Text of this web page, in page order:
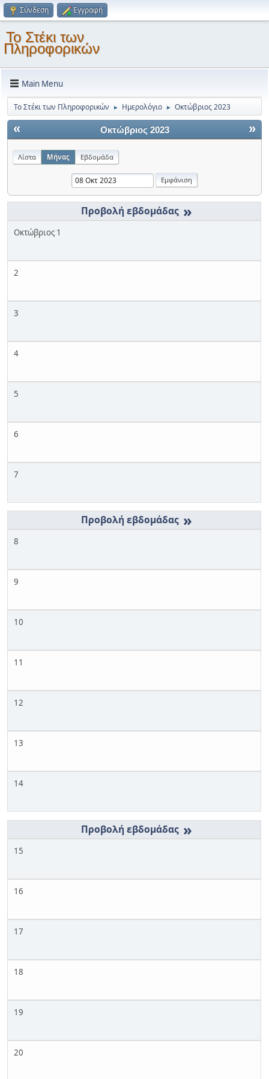
Σύνδεση Εγγραφή
Το Στέκι των
Πληροφορικών
Main Menu
Το Στέκι των Πληροφορικών ► Ημερολόγιο ► Οκτώβριος 2023
« »
Οκτώβριος 2023
Λίστα Μήνας Εβδομάδα
»
Οκτώβριος 1
2
3
4
5
6
7
»
8
9
10
11
12
13
14
»
15
16
17
18
19
20